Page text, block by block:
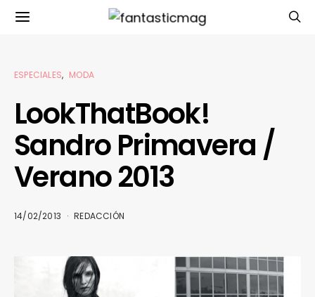
ESPECIALES MODA
LookThatBook!
Sandro Primavera /
Verano 2013
14/02/2013 REDACCIÓN